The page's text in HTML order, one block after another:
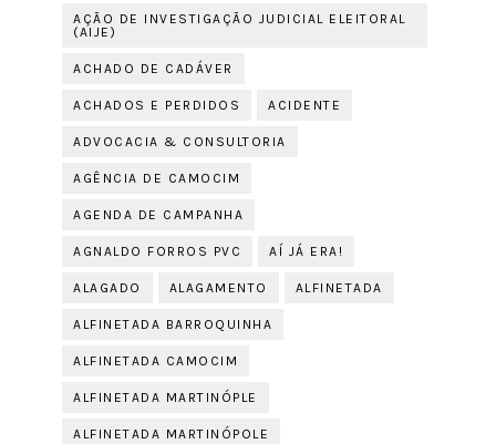
AÇÃO DE INVESTIGAÇÃO JUDICIAL ELEITORAL
(AIJE)
ACHADO DE CADÁVER
ACHADOS E PERDIDOS ACIDENTE
ADVOCACIA & CONSULTORIA
AGÊNCIA DE CAMOCIM
AGENDA DE CAMPANHA
AGNALDO FORROS PVC AÍ JÁ ERA!
ALAGADO ALAGAMENTO ALFINETADA
ALFINETADA BARROQUINHA
ALFINETADA CAMOCIM
ALFINETADA MARTINÓPLE
ALFINETADA MARTINÓPOLE